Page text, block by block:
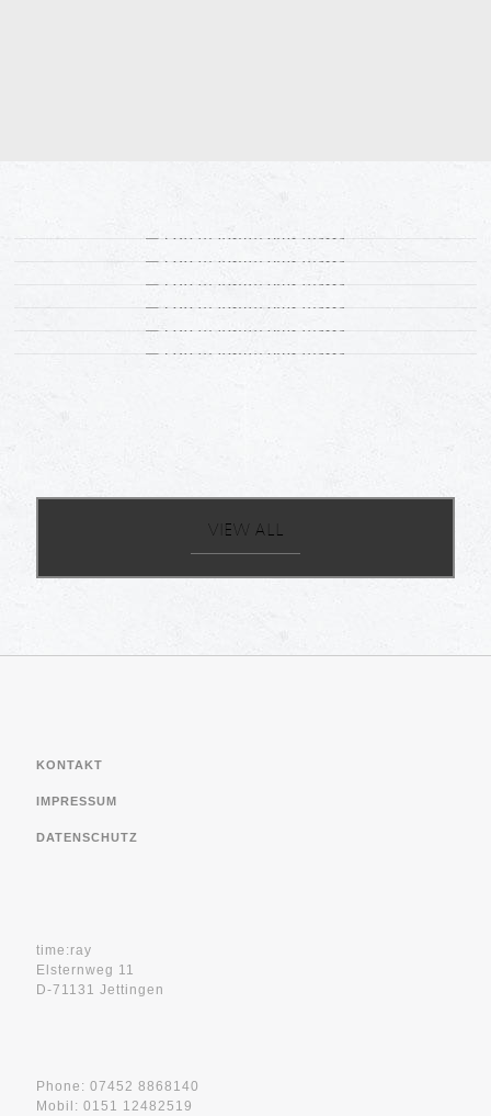
VIEW ALL
KONTAKT
IMPRESSUM
DATENSCHUTZ
time:ray
Elsternweg 11
D-71131 Jettingen
Phone: 07452 8868140
Mobil: 0151 12482519